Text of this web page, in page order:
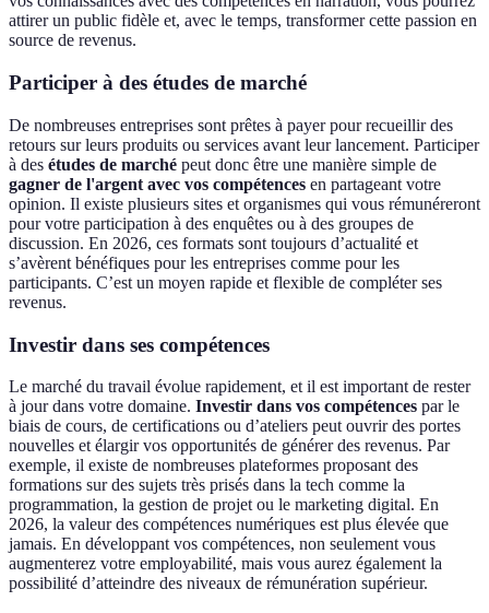
attirer un public fidèle et, avec le temps, transformer cette passion en
source de revenus.
Participer à des études de marché
De nombreuses entreprises sont prêtes à payer pour recueillir des
retours sur leurs produits ou services avant leur lancement. Participer
à des études de marché peut donc être une manière simple de
gagner de l'argent avec vos compétences en partageant votre
opinion. Il existe plusieurs sites et organismes qui vous rémunéreront
pour votre participation à des enquêtes ou à des groupes de
discussion. En 2026, ces formats sont toujours d’actualité et
s’avèrent bénéfiques pour les entreprises comme pour les
participants. C’est un moyen rapide et flexible de compléter ses
revenus.
Investir dans ses compétences
Le marché du travail évolue rapidement, et il est important de rester
à jour dans votre domaine. Investir dans vos compétences par le
biais de cours, de certifications ou d’ateliers peut ouvrir des portes
nouvelles et élargir vos opportunités de générer des revenus. Par
exemple, il existe de nombreuses plateformes proposant des
formations sur des sujets très prisés dans la tech comme la
programmation, la gestion de projet ou le marketing digital. En
2026, la valeur des compétences numériques est plus élevée que
jamais. En développant vos compétences, non seulement vous
augmenterez votre employabilité, mais vous aurez également la
possibilité d’atteindre des niveaux de rémunération supérieur.